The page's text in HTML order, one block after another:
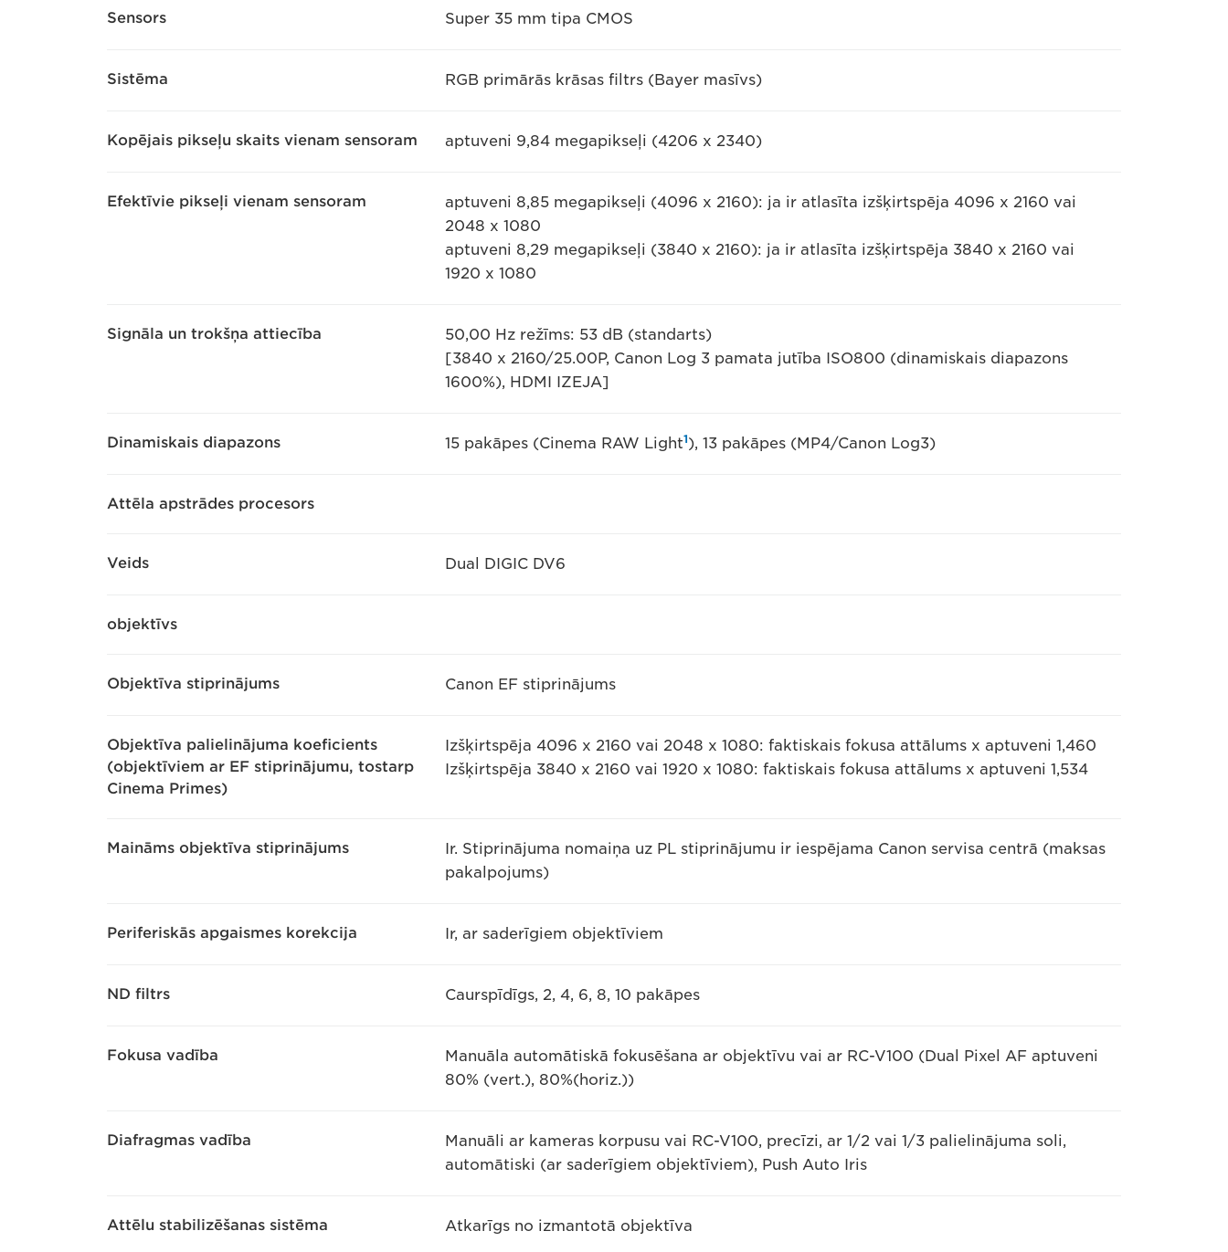
Sensors Super 35 mm tipa CMOS
Sistēma RGB primārās krāsas filtrs (Bayer masīvs)
Kopējais pikseļu skaits vienam sensoram aptuveni 9,84 megapikseļi (4206 x 2340)
Efektīvie pikseļi vienam sensoram
aptuveni 8,85 megapikseļi (4096 x 2160): ja ir atlasīta izšķirtspēja 4096 x 2160 vai
2048 x 1080
aptuveni 8,29 megapikseļi (3840 x 2160): ja ir atlasīta izšķirtspēja 3840 x 2160 vai
1920 x 1080
Signāla un trokšņa attiecība
50,00 Hz režīms: 53 dB (standarts)
[3840 x 2160/25.00P, Canon Log 3 pamata jutība ISO800 (dinamiskais diapazons
1600%), HDMI IZEJA]
Dinamiskais diapazons 15 pakāpes (Cinema RAW Light1), 13 pakāpes (MP4/Canon Log3)
Attēla apstrādes procesors
Veids Dual DIGIC DV6
objektīvs
Objektīva stiprinājums Canon EF stiprinājums
Objektīva palielinājuma koeficients
(objektīviem ar EF stiprinājumu, tostarp
Cinema Primes)
Izšķirtspēja 4096 x 2160 vai 2048 x 1080: faktiskais fokusa attālums x aptuveni 1,460
Izšķirtspēja 3840 x 2160 vai 1920 x 1080: faktiskais fokusa attālums x aptuveni 1,534
Maināms objektīva stiprinājums
Ir. Stiprinājuma nomaiņa uz PL stiprinājumu ir iespējama Canon servisa centrā (maksas
pakalpojums)
Periferiskās apgaismes korekcija Ir, ar saderīgiem objektīviem
ND filtrs Caurspīdīgs, 2, 4, 6, 8, 10 pakāpes
Fokusa vadība
Manuāla automātiskā fokusēšana ar objektīvu vai ar RC-V100 (Dual Pixel AF aptuveni
80% (vert.), 80%(horiz.))
Diafragmas vadība
Manuāli ar kameras korpusu vai RC-V100, precīzi, ar 1/2 vai 1/3 palielinājuma soli,
automātiski (ar saderīgiem objektīviem), Push Auto Iris
Attēlu stabilizēšanas sistēma Atkarīgs no izmantotā objektīva